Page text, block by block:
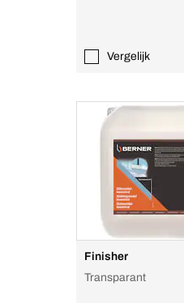
Vergelijk
Finisher
Transparant